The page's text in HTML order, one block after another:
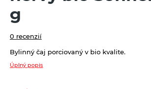
Špaldové výrobky
Akciová ponuka
Novinky
g
0 recenzií
Bylinný čaj porciovaný v bio kvalite.
Úplný popis